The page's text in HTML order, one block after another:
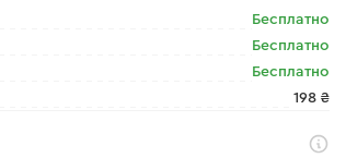
Бесплатно
Бесплатно
Бесплатно
198 ₴